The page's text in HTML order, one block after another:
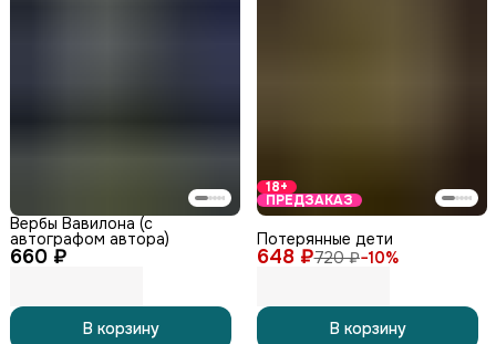
660 ₽
Вербы Вавилона (с
автографом автора)
В корзину
18+
ПРЕДЗАКАЗ
648 ₽720 ₽−10%
Потерянные дети
В корзину